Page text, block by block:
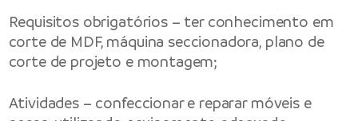
Requisitos obrigatórios – ter conhecimento em
corte de MDF, máquina seccionadora, plano de
corte de projeto e montagem;
Atividades – confeccionar e reparar móveis e